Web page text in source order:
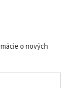
o nových